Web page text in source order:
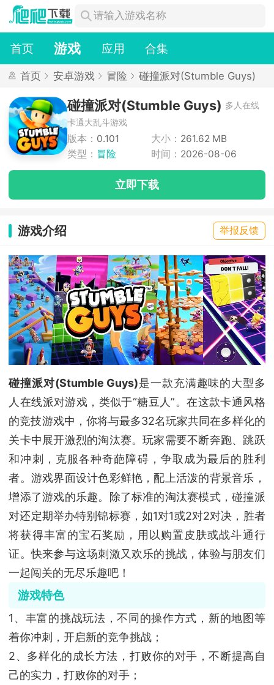
首页 游戏 应用 合集
首页 安卓游戏 冒险 碰撞派对(Stumble Guys)
碰撞派对(Stumble Guys) 多人在线
卡通大乱斗游戏
版本： 0.101 大小： 261.62 MB
类型： 冒险 时间： 2026-08-06
立即下载
游戏介绍 举报反馈
碰撞派对(Stumble Guys)是一款充满趣味的大型多
人在线派对游戏，类似于“糖豆人”。在这款卡通风格
的竞技游戏中，你将与最多32名玩家共同在多样化的
关卡中展开激烈的淘汰赛。玩家需要不断奔跑、跳跃
和冲刺，克服各种奇葩障碍，争取成为最后的胜利
者。游戏界面设计色彩鲜艳，配上活泼的背景音乐，
增添了游戏的乐趣。除了标准的淘汰赛模式，碰撞派
对还定期举办特别锦标赛，如1对1或2对2对决，胜者
将获得丰富的宝石奖励，用以购置皮肤或战斗通行
证。快来参与这场刺激又欢乐的挑战，体验与朋友们
一起闯关的无尽乐趣吧！
游戏特色
1、丰富的挑战玩法，不同的操作方式，新的地图等
着你冲刺，开启新的竞争挑战；
2、多样化的成长方法，打败你的对手，不断提高自
己的实力，打败你的对手；